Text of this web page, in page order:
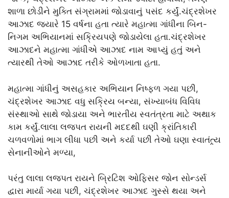
શાળા છોડીને મુક્તિ સંગ્રામમાં જોડાવાનું પસંદ કર્યું.ચંદ્રશેખર
આઝાદ જ્યારે 15 વર્ષના હતા ત્યારે મહાત્મા ગાંધીના બિન-
નિગમ અભિયાનમાં સક્રિયપણે જોડાયેલા હતા.ચંદ્રશેખર
આઝાદને મહાત્મા ગાંધીએ આઝાદ નામ આપ્યું હતું અને
ત્યારથી તેઓ આઝાદ તરીકે ઓળખાતા હતા.
મહાત્મા ગાંધીનું અસહકાર અભિયાન નિષ્ફળ ગયા પછી,
ચંદ્રશેખર આઝાદ વધુ સક્રિય બન્યા, સંખ્યાબંધ વિવિધ
સંસ્થાઓ સાથે જોડાયા અને ભારતીય સ્વતંત્રતા માટે અથાક
કામ કર્યું.લાલા લજપત રાયની મદદથી ઘણી ક્રાંતિકારી
ચળવળોમાં ભાગ લીધા પછી અને કર્યા પછી તેઓ ઘણા સ્વાતંત્ર્ય
સેનાનીઓને મળ્યા,
પરંતુ લાલા લજપત રાયને બ્રિટિશ ઓફિસર જોન સોન્ડર્સ
દ્વારા માર્યા ગયા પછી, ચંદ્રશેખર આઝાદ ગુસ્સે થયા અને